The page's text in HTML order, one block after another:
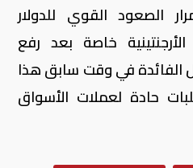
الصعود القوي للدولار
خاصة بعد رفع
الفائدة في وقت سابق هذا
حادة لعملات الأسواق